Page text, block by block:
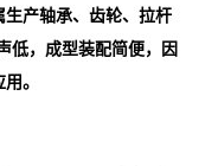
产轴承、齿轮、拉杆
低，成型装配简便，因
。